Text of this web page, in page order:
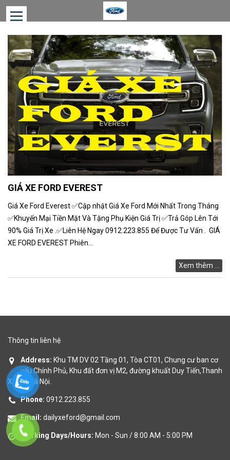
TRANG
CHỦ
XE
BÁN
CHẠY
GIÁ
XE
FORD
ƯỚC
TÍNH
CHI
PHÍ
ƯỚC
TÍNH
TRẢ
GÓP
XE
GIÁ XE FORD EVEREST
Giá Xe Ford Everest ✅Cập nhật Giá Xe Ford Mới Nhất Trong Tháng
✅Khuyến Mại Tiền Mặt Và Tặng Phụ Kiện Giá Trị ✅Trả Góp Lên Tới
90% Giá Trị Xe .✅Liên Hệ Ngay 0912.223.855 Để Được Tư Vấn . GIÁ
XE FORD EVEREST Phiên...
Xem thêm ...
Thông tin liên hệ
Address: Khu TM DV 02 Tầng 01, Tòa CT01, Chung cư ban cơ
yếu Chính Phủ, Khu đất đơn vị M2, đường khuất Duy Tiến,Thanh
Xuân , Hà Nội.
Phone: 0912.223.855
Email: dailyxeford@gmail.com
Working Days/Hours: Mon - Sun / 8:00 AM - 5:00 PM